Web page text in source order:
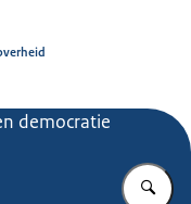
democratie